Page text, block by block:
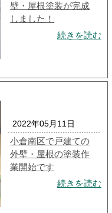
壁・屋根塗装が完成
しました！
続きを読む
2022年05月11日
小倉南区で戸建ての
外壁・屋根の塗装作
業開始です
続きを読む